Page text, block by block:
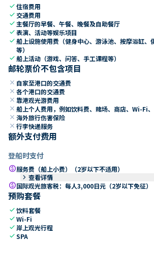
check住宿费用
check 交通费用
check 主餐厅的早餐、午餐、晚餐及自助餐厅
check表演、活动等娱乐项目
check船上设施使用费（健身中心、游泳池、按摩浴缸、
等）
check船上活动（游戏、问答、手工课程等）
邮轮票价不包含项目
close 自家至港口的交通费
close 各个港口的交通费
close 靠港观光游费用
close 船上个人费用，例如饮料费、赌场、商店、Wi-Fi
close 海外旅行伤害保险
close 行李快递服务
额外支付费用
登船时支付
paid服务费（船上小费）（2岁以下不适用）
keyboard_arrow_right 查看详情
paid国际观光旅客税：每人3,000日元（2岁以下免征
预购套餐
check饮料套餐
checkWi-Fi
check 岸上观光行程
checkSPA